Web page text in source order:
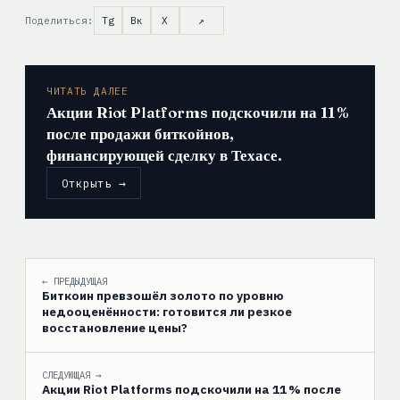
Поделиться: Tg Вк X ↗
ЧИТАТЬ ДАЛЕЕ
Акции Riot Platforms подскочили на 11 %
после продажи биткойнов,
финансирующей сделку в Техасе.
Открыть →
← ПРЕДЫДУЩАЯ
Биткоин превзошёл золото по уровню
недооценённости: готовится ли резкое
восстановление цены?
СЛЕДУЮЩАЯ →
Акции Riot Platforms подскочили на 11 % после